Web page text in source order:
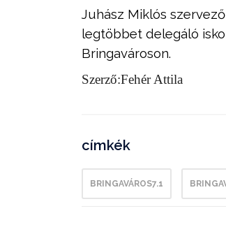
Juhász Miklós szervező
legtöbbet delegáló
Bringavároson.
Szerző:Fehér Attila
címkék
BRINGAVÁROS7.1